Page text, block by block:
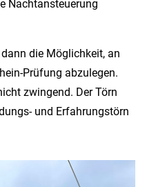
Nachtansteuerung
die Möglichkeit, an
Prüfung abzulegen.
zwingend. Der Törn
und Erfahrungstörn